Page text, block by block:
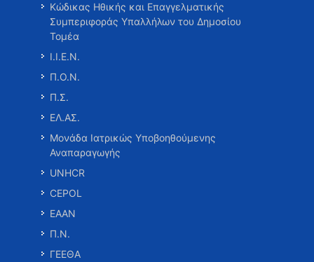
Κώδικας Ηθικής και Επαγγελματικής
Συμπεριφοράς Υπαλλήλων του Δημοσίου
Τομέα
Ι.Ι.Ε.Ν.
Π.Ο.Ν.
Π.Σ.
ΕΛ.ΑΣ.
Μονάδα Ιατρικώς Υποβοηθούμενης
Αναπαραγωγής
UNHCR
CEPOL
ΕΑΑΝ
Π.Ν.
ΓΕΕΘΑ